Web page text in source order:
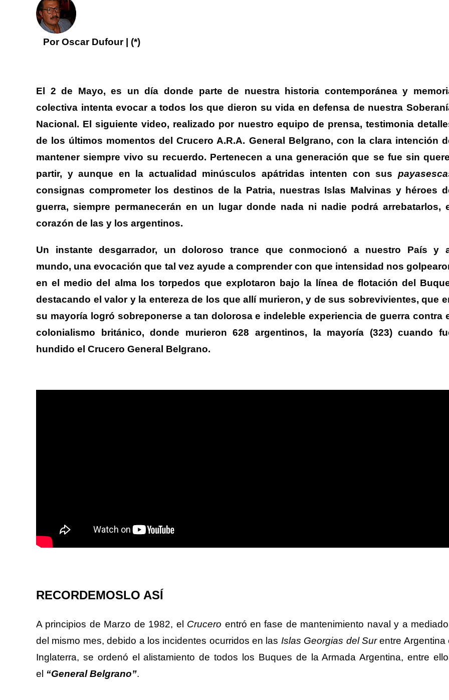
Por Oscar Dufour | (*)
El 2 de Mayo, es un día donde parte de nuestra historia contemporánea y
colectiva intenta evocar a todos los que dieron su vida en defensa de nuestra
Nacional. El siguiente video, realizado por nuestro equipo de prensa, testimonia
de los últimos momentos delCrucero A.R.A. General Belgrano, con la clara intención
mantener siempre vivo su recuerdo. Pertenecen a una generación que se fue sin
partir, y aunque en la actualidad minúsculos apátridas intenten con sus
consignas comprometer los destinos de la Patria, nuestras Islas Malvinas y héroes
guerra, siempre permanecerán en un lugar donde nada ni nadie podrá arrebatarlos,
corazón de las y los argentinos.
Un instante desgarrador, un doloroso trance que conmocionó a nuestro País y
mundo, una evocación que tal vez ayude a comprender con que intensidad nos
en el medio del alma los torpedos que explotaron bajo la línea de flotación del
destacando el valor y la entereza de los que allí murieron, y de sus sobrevivientes, que
su mayoría logró sobreponerse a tan dolorosa e indeleble experiencia de guerra contra
colonialismo británico, donde murieron 628 argentinos, la mayoría (323) cuando
hundido el Crucero General Belgrano.
RECORDEMOSLO ASÍ
A principios de Marzo de 1982, el Crucero entró en fase de mantenimiento naval y a
del mismo mes, debido a los incidentes ocurridos en las Islas Georgias del Surentre Argentina
Inglaterra, se ordenó el alistamiento de todos los Buques de la Armada Argentina, entre
el “General Belgrano”.